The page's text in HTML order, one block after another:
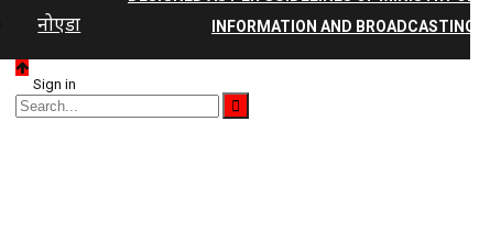
नोएडा
INFORMATION AND BROADCASTING
Sign in